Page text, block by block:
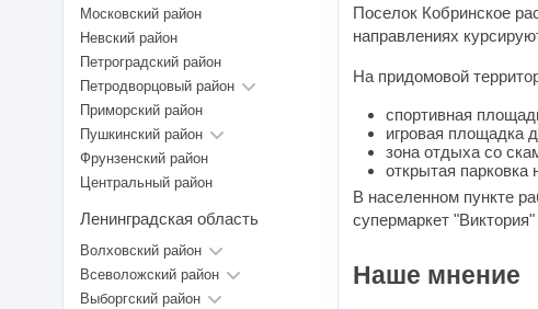
Поселок Кобринское
направлениях
На придомовой
спортивная
игровая площадка
зона отдыха со
открытая парковка
В населенном пункте
супермаркет
Наше мнение
Московский район
Невский район
Петроградский район
Петродворцовый район
Приморский район
Пушкинский район
Фрунзенский район
Центральный район
Ленинградская область
Волховский район
Всеволожский район
Выборгский район